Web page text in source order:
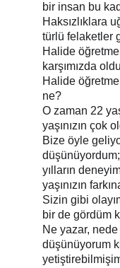
bir insan bu
Haksızlıklara
türlü felaketler
Halide
karşımızda
Halide
ne?
O zaman 22
yaşınızın çok
Bize öyle
yılların
yaşınızın
Sizin gibi
bir de gördüm
Ne yazar,
düşünüyorum